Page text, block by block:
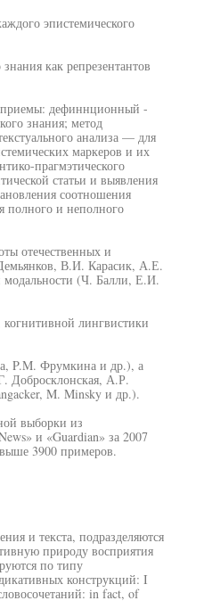
эпистемического
как репрезентантов
приемы: дефиннционный -
знания; метод
анализа — для
маркеров и их
прагмэтического
статьи и выявления
соотношения
полного и неполного
отечественных и
В.И. Карасик, А.Е.
(Ч. Балли, Е.И.
лингвистики
P.M. Фрумкина и др.), а
Добросклонская, А.Р.
M. Minsky и др.).
выборки из
и «Guardian» за 2007
3900 примеров.
и текста, подразделяются
природу восприятия
по типу
конструкций: I
in fact, of